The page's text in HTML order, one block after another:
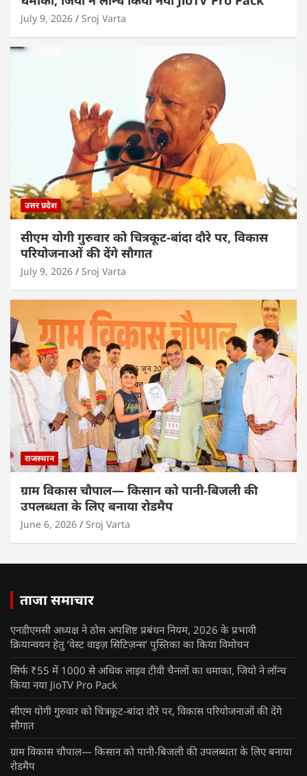
July 9, 2026 Sroj Varta
उत्तर प्रदेश
सीएम योगी गुरुवार को चित्रकूट-बांदा दौरे पर, विकास
परियोजनाओं की देंगे सौगात
July 9, 2026 Sroj Varta
राजस्थान
ग्राम विकास चौपाल— किसान को पानी-बिजली की
उपलब्धता के लिए बनाया रोडमैप
June 6, 2026 Sroj Varta
ताजा समाचार
एनडीएमसी अध्यक्ष ने ठोस अपशिष्ट प्रबंधन नियम, 2026 के प्रभावी
क्रियान्वयन हेतु ‘वेस्ट वाइज़ सिटिज़न्स’ पुस्तिका का किया विमोचन
सिर्फ ₹55 में 1000 से अधिक लाइव टीवी चैनलों का धमाका, जियो ने लॉन्च
किया नया JioTV Pro Pack
सीएम योगी गुरुवार को चित्रकूट-बांदा दौरे पर, विकास परियोजनाओं की देंगे
सौगात
ग्राम विकास चौपाल— किसान को पानी-बिजली की उपलब्धता के लिए बनाया
रोडमैप